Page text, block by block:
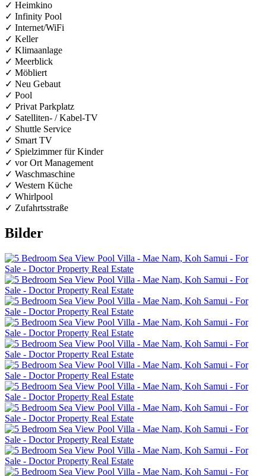
✓ Heimkino
✓ Infinity Pool
✓ Internet/WiFi
✓ Keller
✓ Klimaanlage
✓ Meerblick
✓ Möbliert
✓ Neu Gebaut
✓ Pool
✓ Privat Parkplatz
✓ Satelliten- / Kabel-TV
✓ Shuttle Service
✓ Smart TV
✓ Spielzimmer für Kinder
✓ vor Ort Management
✓ Waschmaschine
✓ Western Küche
✓ Whirlpool
✓ Zufahrtsstraße
Bilder